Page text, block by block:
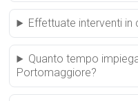
Effettuate interventi
Quanto tempo
Portomaggiore?